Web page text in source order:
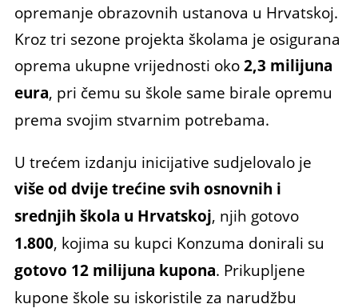
opremanje obrazovnih ustanova u Hrvatskoj.
Kroz tri sezone projekta školama je osigurana
oprema ukupne vrijednosti oko 2,3 milijuna
eura, pri čemu su škole same birale opremu
prema svojim stvarnim potrebama.
U trećem izdanju inicijative sudjelovalo je
više od dvije trećine svih osnovnih i
srednjih škola u Hrvatskoj, njih gotovo
1.800, kojima su kupci Konzuma donirali su
gotovo 12 milijuna kupona. Prikupljene
kupone škole su iskoristile za narudžbu